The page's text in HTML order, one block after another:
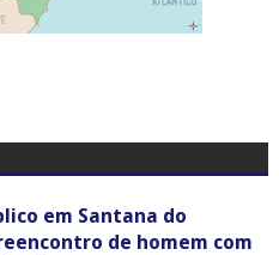
em Santana do
de homem com